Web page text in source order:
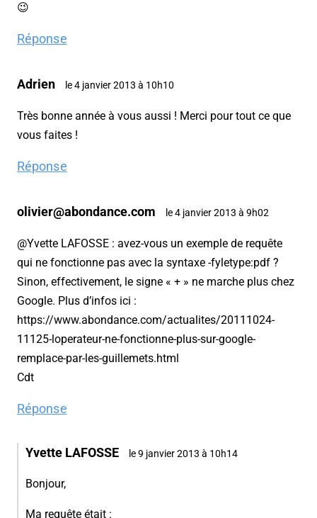
😉
Réponse
Adrien le 4 janvier 2013 à 10h10
Très bonne année à vous aussi ! Merci pour tout ce que
vous faites !
Réponse
olivier@abondance.com le 4 janvier 2013 à 9h02
@Yvette LAFOSSE : avez-vous un exemple de requête
qui ne fonctionne pas avec la syntaxe -fyletype:pdf ?
Sinon, effectivement, le signe « + » ne marche plus chez
Google. Plus d’infos ici :
https://www.abondance.com/actualites/20111024-
11125-loperateur-ne-fonctionne-plus-sur-google-
remplace-par-les-guillemets.html
Cdt
Réponse
Yvette LAFOSSE le 9 janvier 2013 à 10h14
Bonjour,
Ma requête était :